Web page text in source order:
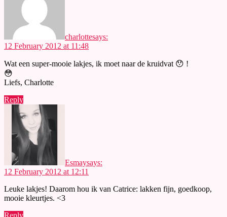
charlottesays:
12 February 2012 at 11:48
Wat een super-mooie lakjes, ik moet naar de kruidvat 😯 !
😳
Liefs, Charlotte
Reply
Esmaysays:
12 February 2012 at 12:11
Leuke lakjes! Daarom hou ik van Catrice: lakken fijn, goedkoop,
mooie kleurtjes. <3
Reply